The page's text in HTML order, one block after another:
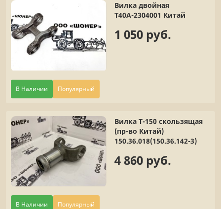
В Наличии Популярный
Вилка двойная
Т40А-2304001 Китай
1 050 руб.
В Наличии Популярный
Вилка Т-150 скользящая
(пр-во Китай)
150.36.018(150.36.142-3)
4 860 руб.